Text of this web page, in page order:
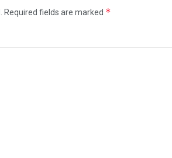
Required fields are marked *